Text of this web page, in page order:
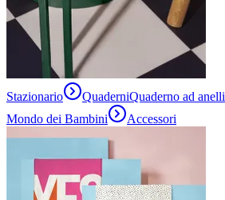
Stazionario QuaderniQuaderno ad anelli
Mondo dei Bambini
Accessori